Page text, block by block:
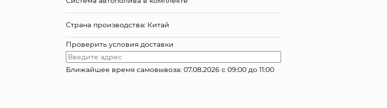
Страна производства: Китай
Проверить условия доставки
Ближайшее время самовывоза: 07.08.2026 с 09:00 до 11:00